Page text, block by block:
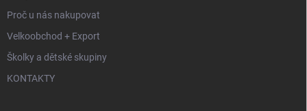
Proč u nás nakupovat
Velkoobchod + Export
Školky a dětské skupiny
KONTAKTY